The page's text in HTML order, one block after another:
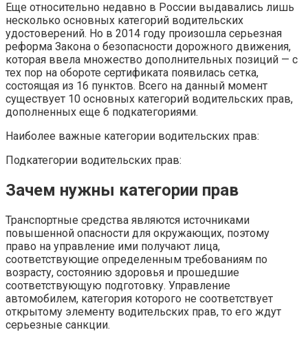
Еще относительно недавно в России выдавались лишь
несколько основных категорий водительских
удостоверений. Но в 2014 году произошла серьезная
реформа Закона о безопасности дорожного движения,
которая ввела множество дополнительных позиций — с
тех пор на обороте сертификата появилась сетка,
состоящая из 16 пунктов. Всего на данный момент
существует 10 основных категорий водительских прав,
дополненных еще 6 подкатегориями.
Наиболее важные категории водительских прав:
Подкатегории водительских прав:
Зачем нужны категории прав
Транспортные средства являются источниками
повышенной опасности для окружающих, поэтому
право на управление ими получают лица,
соответствующие определенным требованиям по
возрасту, состоянию здоровья и прошедшие
соответствующую подготовку. Управление
автомобилем, категория которого не соответствует
открытому элементу водительских прав, то его ждут
серьезные санкции.